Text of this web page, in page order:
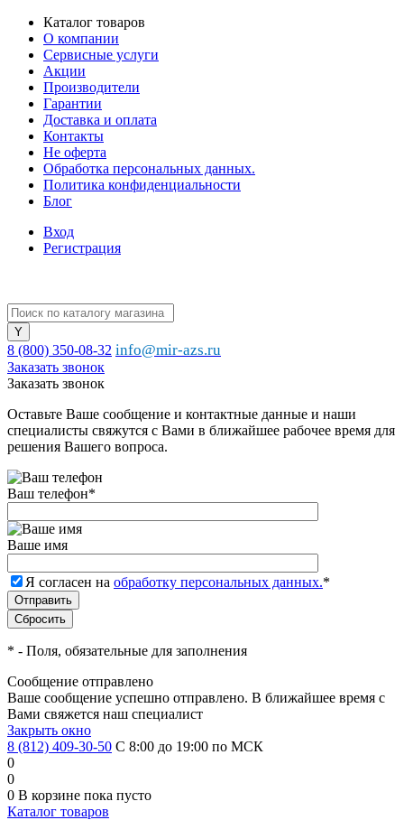
Каталог товаров
О компании
Сервисные услуги
Акции
Производители
Гарантии
Доставка и оплата
Контакты
Не оферта
Обработка персональных данных.
Политика конфиденциальности
Блог
Вход
Регистрация
8 (800) 350-08-32 info@mir-azs.ru
Заказать звонок
Заказать звонок
Оставьте Ваше сообщение и контактные данные и наши
специалисты свяжутся с Вами в ближайшее рабочее время для
решения Вашего вопроса.
Ваш телефон*
Ваше имя
Я согласен на обработку персональных данных.*
* - Поля, обязательные для заполнения
Сообщение отправлено
Ваше сообщение успешно отправлено. В ближайшее время с
Вами свяжется наш специалист
Закрыть окно
8 (812) 409-30-50 С 8:00 до 19:00 по МСК
0
0
0 В корзине пока пусто
Каталог товаров